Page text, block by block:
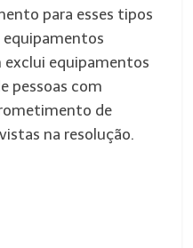
para esses tipos
equipamentos
exclui equipamentos
pessoas com
de
na resolução.